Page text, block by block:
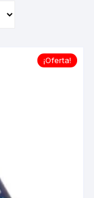
¡Oferta!